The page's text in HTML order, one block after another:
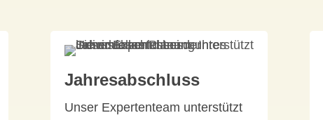
Jahresabschluss
Unser Expertenteam unterstützt